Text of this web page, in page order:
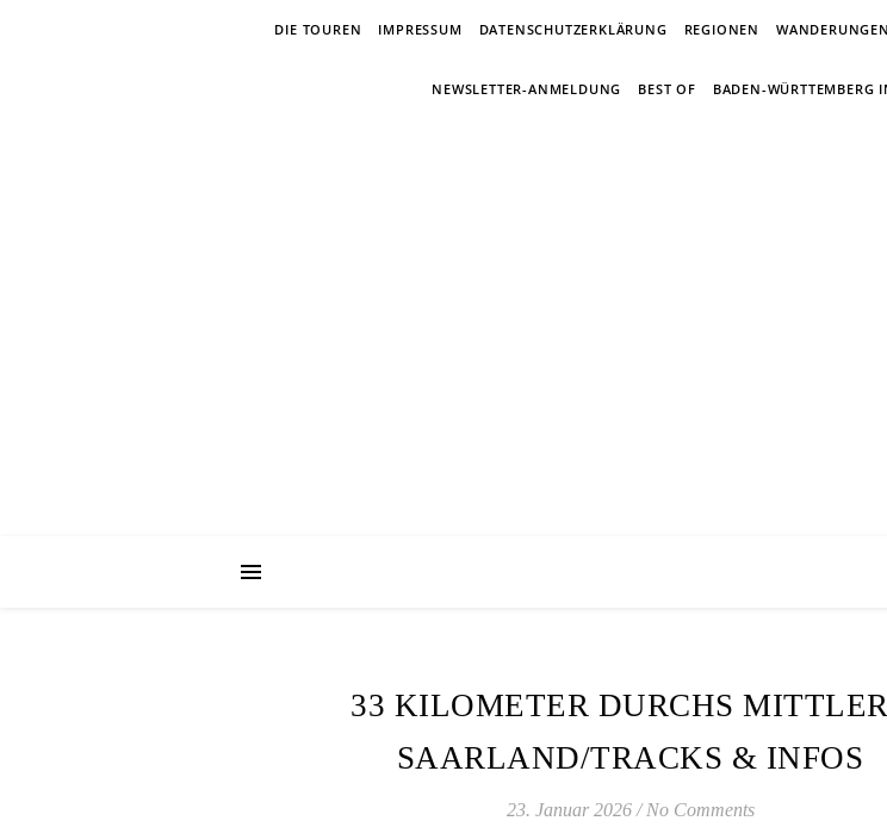
DIE TOUREN IMPRESSUM DATENSCHUTZERKLÄRUNG REGIONEN WANDERUNGEN
NEWSLETTER-ANMELDUNG BEST OF BADEN-WÜRTTEMBERG
33 KILOMETER DURCHS
SAARLAND/TRACKS & INFOS
23. Januar 2026 / No Comments